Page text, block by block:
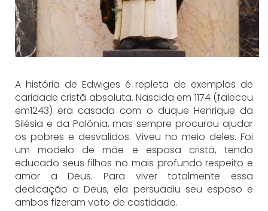
A história de Edwiges é repleta de exemplos de
caridade cristã absoluta. Nascida em 1174 (faleceu
em1243) era casada com o duque Henrique da
Silésia e da Polônia, mas sempre procurou ajudar
os pobres e desvalidos. Viveu no meio deles. Foi
um modelo de mãe e esposa cristã, tendo
educado seus filhos no mais profundo respeito e
amor a Deus. Para viver totalmente essa
dedicação a Deus, ela persuadiu seu esposo e
ambos fizeram voto de castidade.